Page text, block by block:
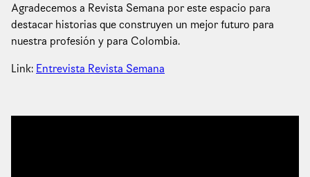
Agradecemos a Revista Semana por este espacio para
destacar historias que construyen un mejor futuro para
nuestra profesión y para Colombia.
Link: Entrevista Revista Semana